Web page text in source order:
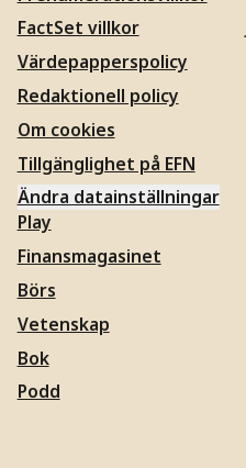
FactSet villkor
Värdepapperspolicy
Redaktionell policy
Om cookies
Tillgänglighet på EFN
Ändra datainställningar
Play
Finansmagasinet
Börs
Vetenskap
Bok
Podd